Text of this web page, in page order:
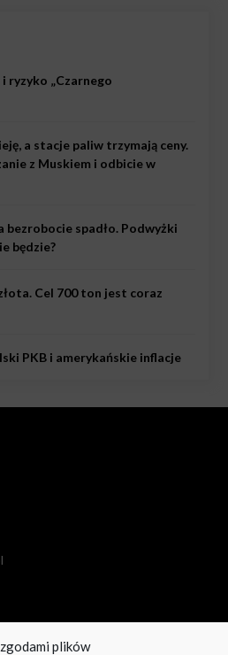
plików
ryzyko „Czarnego
a stacje paliw trzymają ceny.
z Muskiem i odbicie w
bezrobocie spadło. Podwyżki
będzie?
Cel 700 ton jest coraz
PKB i amerykańskie inflacje